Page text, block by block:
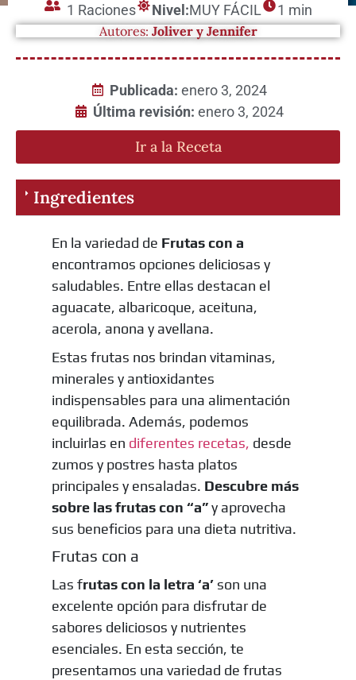
1 Raciones Nivel:MUY FÁCIL 1 min
Autores: Joliver y Jennifer
Publicada: enero 3, 2024
Última revisión: enero 3, 2024
Ir a la Receta
Ingredientes
En la variedad de Frutas con a
encontramos opciones deliciosas y
saludables. Entre ellas destacan el
aguacate, albaricoque, aceituna,
acerola, anona y avellana.
Estas frutas nos brindan vitaminas,
minerales y antioxidantes
indispensables para una alimentación
equilibrada. Además, podemos
incluirlas en diferentes recetas, desde
zumos y postres hasta platos
principales y ensaladas. Descubre más
sobre las frutas con “a”y aprovecha
sus beneficios para una dieta nutritiva.
Frutas con a
Las frutas con la letra ‘a’ son una
excelente opción para disfrutar de
sabores deliciosos y nutrientes
esenciales. En esta sección, te
presentamos una variedad de frutas